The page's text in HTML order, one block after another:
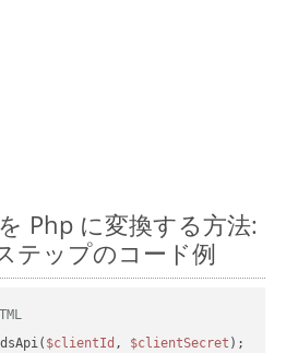
Php に変換する方法:
テップのコード例
$clientId , $clientSecret